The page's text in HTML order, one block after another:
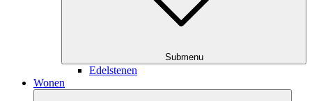
Submenu
Edelstenen
Wonen